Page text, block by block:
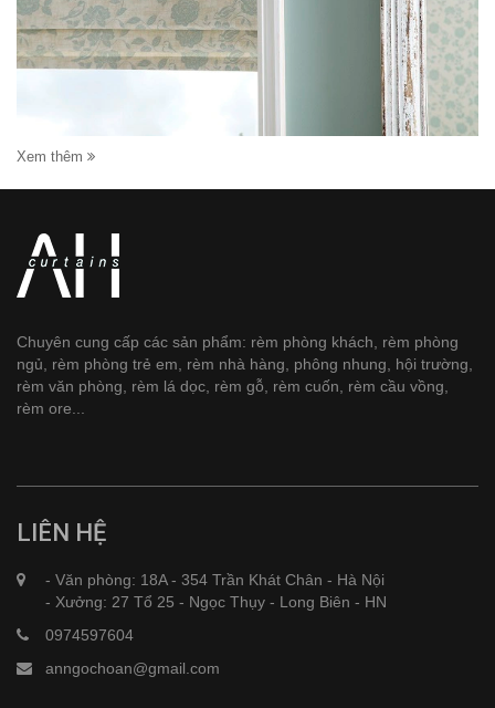
Xem thêm
Chuyên cung cấp các sản phẩm: rèm phòng khách, rèm phòng
ngủ, rèm phòng trẻ em, rèm nhà hàng, phông nhung, hội trường,
rèm văn phòng, rèm lá dọc, rèm gỗ, rèm cuốn, rèm cầu vồng,
rèm ore...
LIÊN HỆ
- Văn phòng: 18A - 354 Trần Khát Chân - Hà Nội
- Xưởng: 27 Tổ 25 - Ngọc Thụy - Long Biên - HN
0974597604
anngochoan@gmail.com